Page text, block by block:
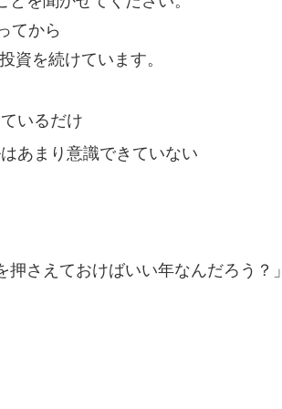
てから
資を続けています。
いるだけ
あまり意識できていない
押さえておけばいい年なんだろう？